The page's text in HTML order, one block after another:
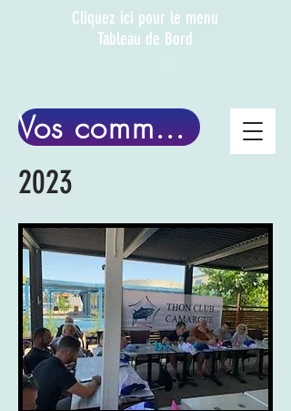
Vos commentaires
Cliquez ici pour le menu
Tableau de Bord
2023